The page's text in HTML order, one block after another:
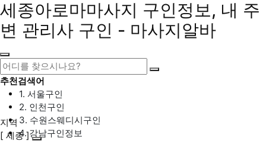
세종아로마마사지 구인정보, 내 주
변 관리사 구인 - 마사지알바
추천검색어
1. 서울구인
2. 인천구인
3. 수원스웨디시구인
4. 강남구인정보
지역
[ 세종 ]